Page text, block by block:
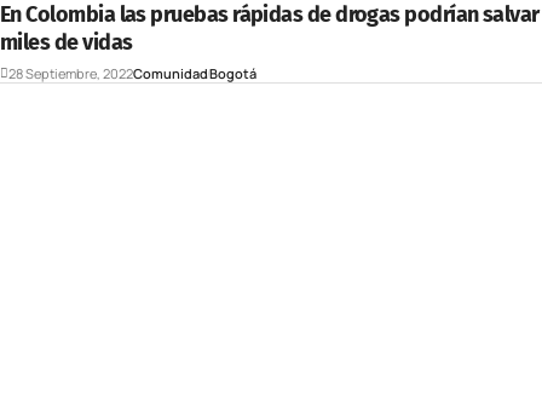
En Colombia las pruebas rápidas de drogas podrían salvar
miles de vidas
28 Septiembre, 2022ComunidadBogotá